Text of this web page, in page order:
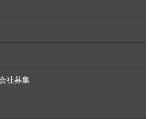
社募集